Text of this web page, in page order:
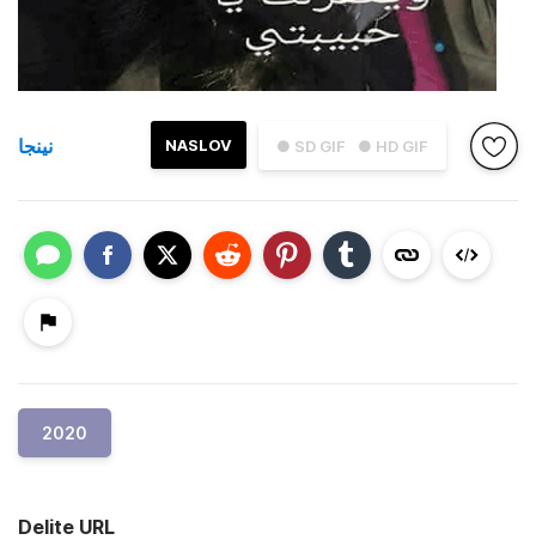
● SD GIF ● HD GIF
NASLOV نينجا
2020
Delite URL